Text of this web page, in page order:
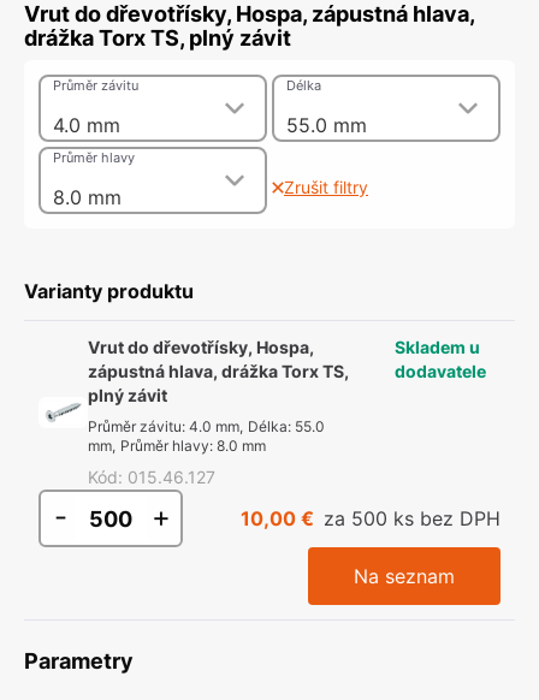
Vrut do dřevotřísky, Hospa, zápustná hlava,
drážka Torx TS, plný závit
4.0 mm
Průměr závitu
55.0 mm
Délka
8.0 mm
Průměr hlavy
Zrušit filtry
Varianty produktu
Vrut do dřevotřísky, Hospa,
zápustná hlava, drážka Torx TS,
plný závit
Průměr závitu:4.0 mm, Délka: 55.0
mm, Průměr hlavy:8.0 mm
Kód: 015.46.127
Skladem u
dodavatele
- + 10,00 € za 500 ks bez DPH
Na seznam
Parametry